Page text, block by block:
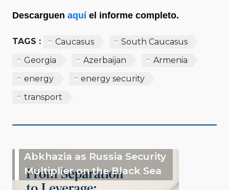
Descarguen aquíel informe completo.
TAGS : Caucasus
South Caucasus
Georgia
Azerbaijan
Armenia
energy
energy security
transport
Abkhazia as Russia Security
Multiplier on the Black Sea